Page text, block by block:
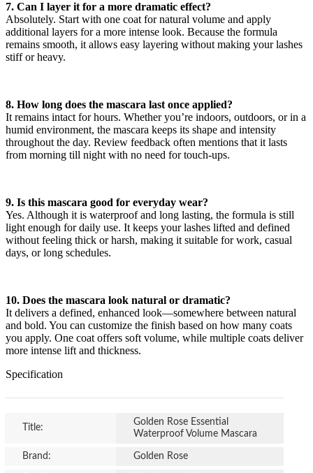
7. Can I layer it for a more dramatic effect?
Absolutely. Start with one coat for natural volume and apply
additional layers for a more intense look. Because the formula
remains smooth, it allows easy layering without making your lashes
stiff or heavy.
8. How long does the mascara last once applied?
It remains intact for hours. Whether you’re indoors, outdoors, or in a
humid environment, the mascara keeps its shape and intensity
throughout the day. Review feedback often mentions that it lasts
from morning till night with no need for touch-ups.
9. Is this mascara good for everyday wear?
Yes. Although it is waterproof and long lasting, the formula is still
light enough for daily use. It keeps your lashes lifted and defined
without feeling thick or harsh, making it suitable for work, casual
days, or long schedules.
10. Does the mascara look natural or dramatic?
It delivers a defined, enhanced look—somewhere between natural
and bold. You can customize the finish based on how many coats
you apply. One coat offers soft volume, while multiple coats deliver
more intense lift and thickness.
Specification
Title:
Golden Rose Essential
Waterproof Volume Mascara
Brand: Golden Rose